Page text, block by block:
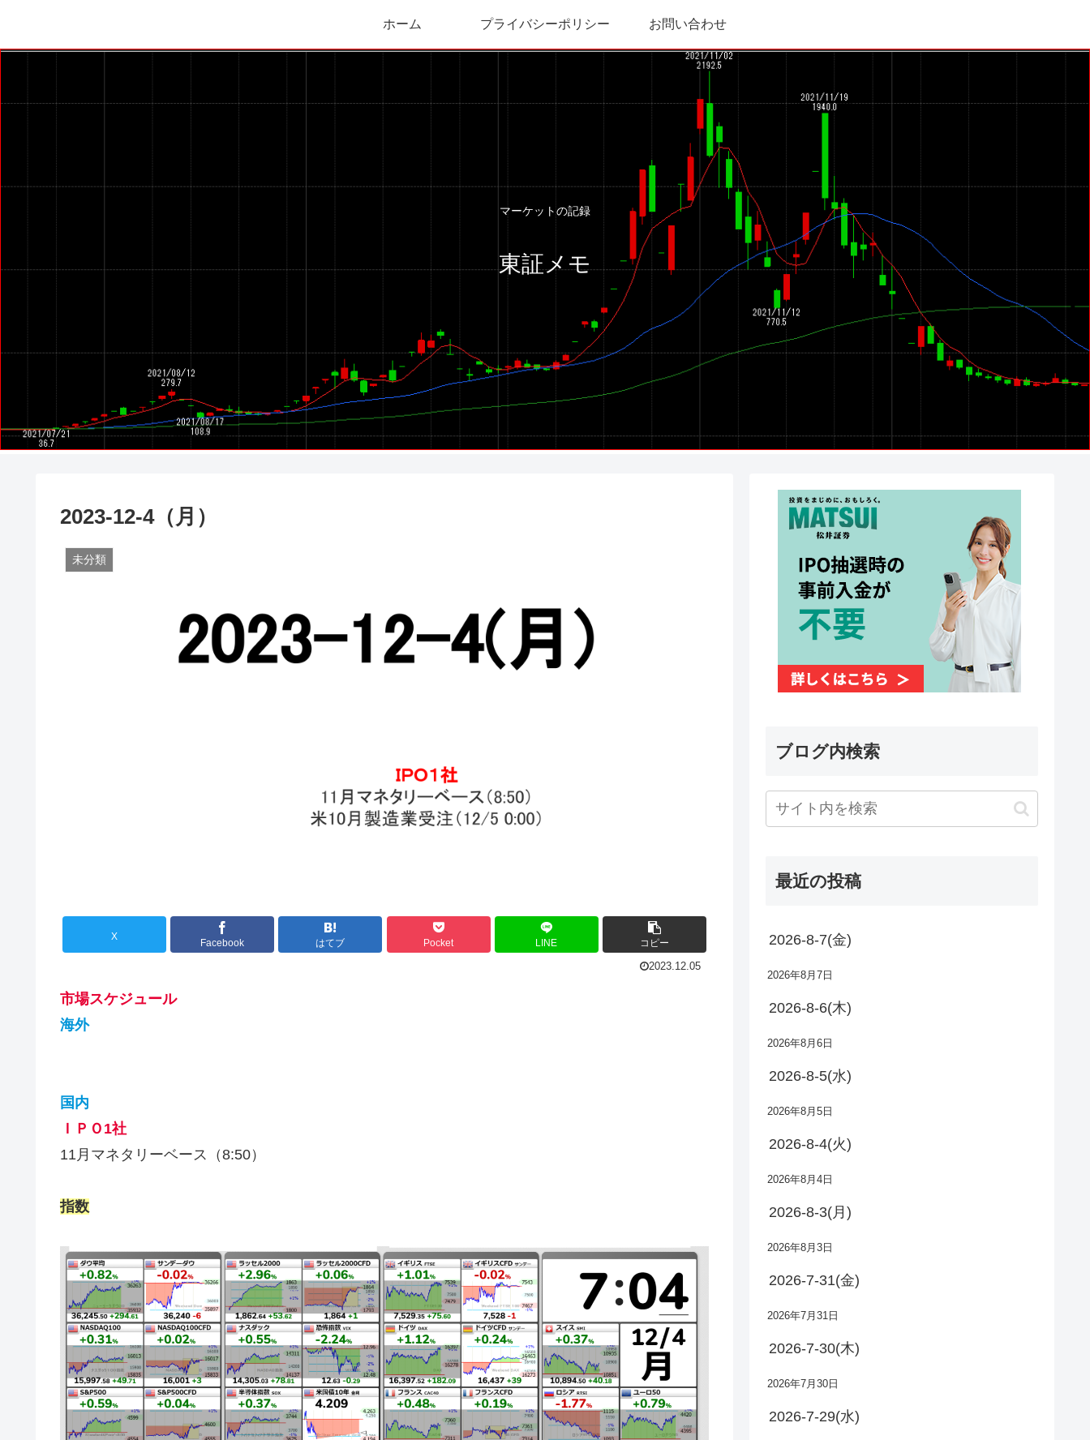
マーケットの記録
東証メモ
ホーム プライバシーポリシー お問い合わせ
2023-12-4（月）
未分類
X
Facebook はてブ Pocket LINE コピー
2023.12.05
市場スケジュール
海外
国内
ＩＰＯ1社
11月マネタリーベース（8:50）
指数
ブログ内検索
最近の投稿
2026-8-7(金)
2026年8月7日
2026-8-6(木)
2026年8月6日
2026-8-5(水)
2026年8月5日
2026-8-4(火)
2026年8月4日
2026-8-3(月)
2026年8月3日
2026-7-31(金)
2026年7月31日
2026-7-30(木)
2026年7月30日
2026-7-29(水)